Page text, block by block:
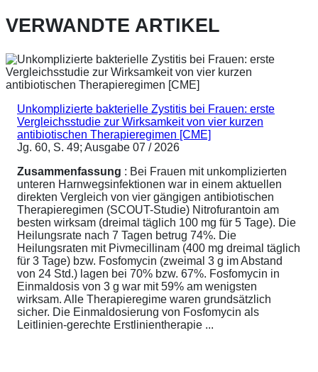
VERWANDTE ARTIKEL
Unkomplizierte bakterielle Zystitis bei Frauen: erste
Vergleichsstudie zur Wirksamkeit von vier kurzen
antibiotischen Therapieregimen [CME]
Jg. 60, S. 49; Ausgabe 07 / 2026
Zusammenfassung : Bei Frauen mit unkomplizierten
unteren Harnwegsinfektionen war in einem aktuellen
direkten Vergleich von vier gängigen antibiotischen
Therapieregimen (SCOUT-Studie) Nitrofurantoin am
besten wirksam (dreimal täglich 100 mg für 5 Tage). Die
Heilungsrate nach 7 Tagen betrug 74%. Die
Heilungsraten mit Pivmecillinam (400 mg dreimal täglich
für 3 Tage) bzw. Fosfomycin (zweimal 3 g im Abstand
von 24 Std.) lagen bei 70% bzw. 67%. Fosfomycin in
Einmaldosis von 3 g war mit 59% am wenigsten
wirksam. Alle Therapieregime waren grundsätzlich
sicher. Die Einmaldosierung von Fosfomycin als
Leitlinien-gerechte Erstlinientherapie ...